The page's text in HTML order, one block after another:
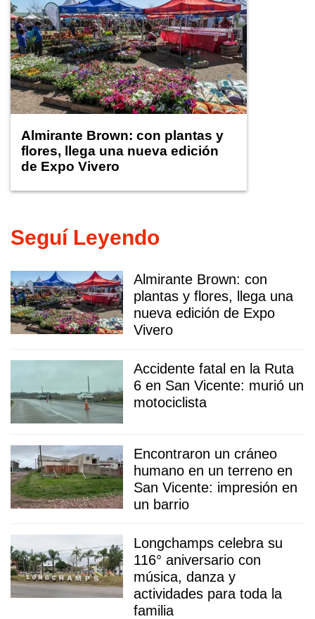
Almirante Brown: con plantas y
flores, llega una nueva edición
de Expo Vivero
Seguí Leyendo
Almirante Brown: con
plantas y flores, llega una
nueva edición de Expo
Vivero
Accidente fatal en la Ruta
6 en San Vicente: murió un
motociclista
Encontraron un cráneo
humano en un terreno en
San Vicente: impresión en
un barrio
Longchamps celebra su
116° aniversario con
música, danza y
actividades para toda la
familia